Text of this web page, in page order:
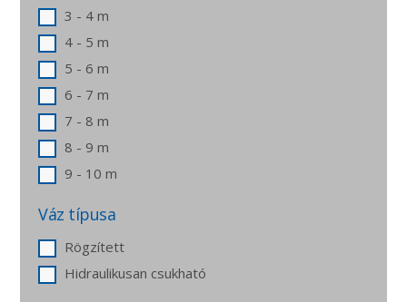
3 - 4 m
4 - 5 m
5 - 6 m
6 - 7 m
7 - 8 m
8 - 9 m
9 - 10 m
Váz típusa
Rögzített
Hidraulikusan csukható